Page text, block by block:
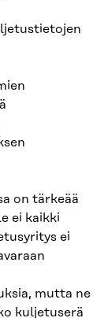
on tärkeää
ei kaikki
ei
mutta ne
kuljetuserä